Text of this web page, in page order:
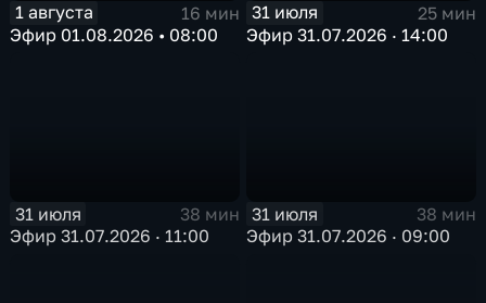
1 августа
16 мин
Эфир 01.08.2026 • 08:00
31 июля
25 мин
Эфир 31.07.2026 · 14:00
31 июля
38 мин
Эфир 31.07.2026 · 11:00
31 июля
38 мин
Эфир 31.07.2026 · 09:00